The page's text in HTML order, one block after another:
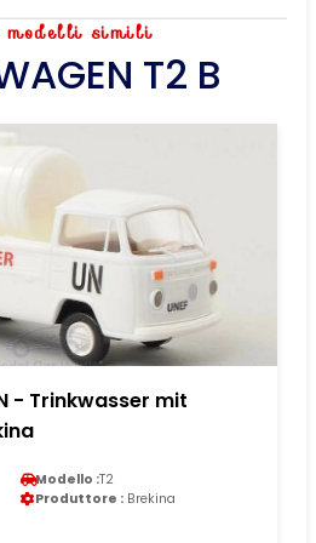
modelli simili
T2 B
- Trinkwasser mit
Modello :T2
Produttore : Brekina